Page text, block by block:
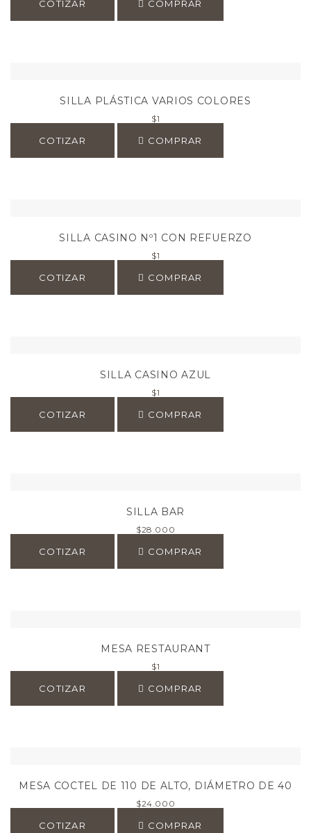
COTIZAR COMPRAR
SILLA PLÁSTICA VARIOS COLORES
$1
COTIZAR COMPRAR
SILLA CASINO Nº1 CON REFUERZO
$1
COTIZAR COMPRAR
SILLA CASINO AZUL
$1
COTIZAR COMPRAR
SILLA BAR
$28.000
COTIZAR COMPRAR
MESA RESTAURANT
$1
COTIZAR COMPRAR
MESA COCTEL DE 110 DE ALTO, DIÁMETRO DE 40
$24.000
COTIZAR COMPRAR